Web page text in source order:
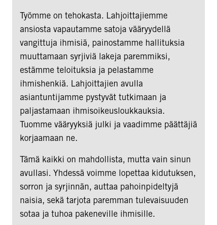
Työmme on tehokasta. Lahjoittajiemme
ansiosta vapautamme satoja vääryydellä
vangittuja ihmisiä, painostamme hallituksia
muuttamaan syrjiviä lakeja paremmiksi,
estämme teloituksia ja pelastamme
ihmishenkiä. Lahjoittajien avulla
asiantuntijamme pystyvät tutkimaan ja
paljastamaan ihmisoikeusloukkauksia.
Tuomme vääryyksiä julki ja vaadimme päättäjiä
korjaamaan ne.
Tämä kaikki on mahdollista, mutta vain sinun
avullasi. Yhdessä voimme lopettaa kidutuksen,
sorron ja syrjinnän, auttaa pahoinpideltyjä
naisia, sekä tarjota paremman tulevaisuuden
sotaa ja tuhoa pakeneville ihmisille.